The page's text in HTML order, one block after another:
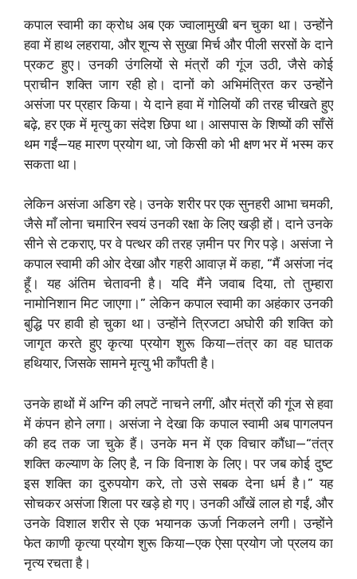
कपाल स्वामी का क्रोध अब एक ज्वालामुखी बन चुका था। उन्होंने
हवा में हाथ लहराया, और शून्य से सुखा मिर्च और पीली सरसों के दाने
प्रकट हुए। उनकी उंगलियों से मंत्रों की गूंज उठी, जैसे कोई
प्राचीन शक्ति जाग रही हो। दानों को अभिमंत्रित कर उन्होंने
असंजा पर प्रहार किया। ये दाने हवा में गोलियों की तरह चीखते हुए
बढ़े, हर एक में मृत्यु का संदेश छिपा था। आसपास के शिष्यों की साँसें
थम गईं—यह मारण प्रयोग था, जो किसी को भी क्षण भर में भस्म कर
सकता था।
लेकिन असंजा अडिग रहे। उनके शरीर पर एक सुनहरी आभा चमकी,
जैसे माँ लोना चमारिन स्वयं उनकी रक्षा के लिए खड़ी हों। दाने उनके
सीने से टकराए, पर वे पत्थर की तरह ज़मीन पर गिर पड़े। असंजा ने
कपाल स्वामी की ओर देखा और गहरी आवाज़ में कहा, “मैं असंजा नंद
हूँ। यह अंतिम चेतावनी है। यदि मैंने जवाब दिया, तो तुम्हारा
नामोनिशान मिट जाएगा।” लेकिन कपाल स्वामी का अहंकार उनकी
बुद्धि पर हावी हो चुका था। उन्होंने त्रिजटा अघोरी की शक्ति को
जागृत करते हुए कृत्या प्रयोग शुरू किया—तंत्र का वह घातक
हथियार, जिसके सामने मृत्यु भी काँपती है।
उनके हाथों में अग्नि की लपटें नाचने लगीं, और मंत्रों की गूंज से हवा
में कंपन होने लगा। असंजा ने देखा कि कपाल स्वामी अब पागलपन
की हद तक जा चुके हैं। उनके मन में एक विचार कौंधा—“तंत्र
शक्ति कल्याण के लिए है, न कि विनाश के लिए। पर जब कोई दुष्ट
इस शक्ति का दुरुपयोग करे, तो उसे सबक देना धर्म है।” यह
सोचकर असंजा शिला पर खड़े हो गए। उनकी आँखें लाल हो गईं, और
उनके विशाल शरीर से एक भयानक ऊर्जा निकलने लगी। उन्होंने
फेत काणी कृत्या प्रयोग शुरू किया—एक ऐसा प्रयोग जो प्रलय का
नृत्य रचता है।